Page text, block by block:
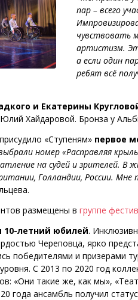
пар – всего
чувствовать
артистизм.
а если один
ребят всё
и Екатерины
Хайдаровой. Бронза у
«Ступеням» первое
номер «Расправляя
на судей и зрителей.
Голландии, России.
размещены в группе
10-летний юбилей.
Череповца, ярко
победителями и призерами
С 2013 по 2020 год
«Они такие же, как мы»,
года ансамбль получил